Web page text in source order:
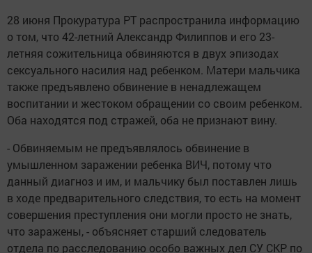
28 июня Прокуратура РТ распространила информацию
о том, что 42-летний Александр Филиппов и его 23-
летняя сожительница обвиняются в двух эпизодах
сексуального насилия над ребенком. Матери мальчика
также предъявлено обвинение в ненадлежащем
воспитании и жестоком обращении со своим ребенком.
Оба находятся под стражей, оба не признают вину.
- Обвиняемым не предъявлялось обвинение в
умышленном заражении ребенка ВИЧ, потому что
данный диагноз и им, и мальчику был поставлен лишь
в ходе предварительного следствия, то есть на момент
совершения преступления они могли просто не знать,
что заражены, - объясняет старший следователь
отдела по расследованию особо важных дел СУ СКР по